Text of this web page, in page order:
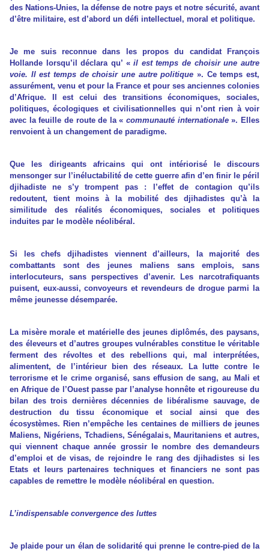
des Nations-Unies, la défense de notre pays et notre sécurité, avant
d’être militaire, est d’abord un défi intellectuel, moral et politique.
Je me suis reconnue dans les propos du candidat François
Hollande lorsqu’il déclara qu’ «il est temps de choisir une autre
voie. Il est temps de choisir une autre politique ». Ce temps est,
assurément, venu et pour la France et pour ses anciennes colonies
d’Afrique. Il est celui des transitions économiques, sociales,
politiques, écologiques et civilisationnelles qui n’ont rien à voir
avec la feuille de route de la «communauté internationale». Elles
renvoient à un changement de paradigme.
Que les dirigeants africains qui ont intériorisé le discours
mensonger sur l’inéluctabilité de cette guerre afin d’en finir le péril
djihadiste ne s’y trompent pas : l’effet de contagion qu’ils
redoutent, tient moins à la mobilité des djihadistes qu’à la
similitude des réalités économiques, sociales et politiques
induites par le modèle néolibéral.
Si les chefs djihadistes viennent d’ailleurs, la majorité des
combattants sont des jeunes maliens sans emplois, sans
interlocuteurs, sans perspectives d’avenir. Les narcotrafiquants
puisent, eux-aussi, convoyeurs et revendeurs de drogue parmi la
même jeunesse désemparée.
La misère morale et matérielle des jeunes diplômés, des paysans,
des éleveurs et d’autres groupes vulnérables constitue le véritable
ferment des révoltes et des rebellions qui, mal interprétées,
alimentent, de l’intérieur bien des réseaux. La lutte contre le
terrorisme et le crime organisé, sans effusion de sang, au Mali et
en Afrique de l’Ouest passe par l’analyse honnête et rigoureuse du
bilan des trois dernières décennies de libéralisme sauvage, de
destruction du tissu économique et social ainsi que des
écosystèmes. Rien n’empêche les centaines de milliers de jeunes
Maliens, Nigériens, Tchadiens, Sénégalais, Mauritaniens et autres,
qui viennent chaque année grossir le nombre des demandeurs
d’emploi et de visas, de rejoindre le rang des djihadistes si les
Etats et leurs partenaires techniques et financiers ne sont pas
capables de remettre le modèle néolibéral en question.
L’indispensable convergence des luttes
Je plaide pour un élan de solidarité qui prenne le contre-pied de la